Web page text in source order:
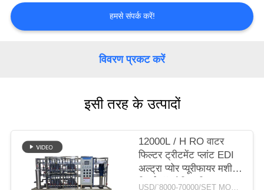
का
अनुरोध
साइटमैप
PRIVACY
हमसे संपर्क करें!
विवरण प्रकट करें
इसी तरह के उत्पादों
12000L / H RO वाटर
फिल्टर ट्रीटमेंट प्लांट EDI
अल्ट्रा प्योर प्यूरीफायर मशीन
रिवर्स ऑस्मोसिस सिस्टम
USD/`8000-70000/SET MOQ:1 सेट